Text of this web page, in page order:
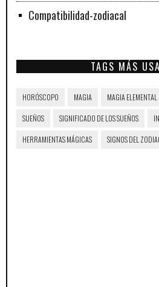
Compatibilidad-zodiacal
TAGS MÁS
HORÓSCOPO MAGIA MAGIA ELEMENTAL
SUEÑOS SIGNIFICADO DE LOS SUEÑOS
HERRAMIENTAS MÁGICAS SIGNOS DEL